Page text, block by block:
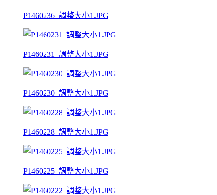
P1460236_調整大小1.JPG
P1460231_調整大小1.JPG
P1460230_調整大小1.JPG
P1460228_調整大小1.JPG
P1460225_調整大小1.JPG